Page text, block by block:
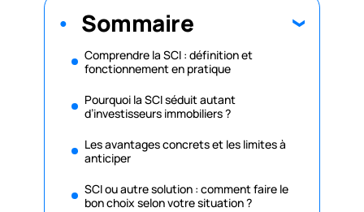
Sommaire
Comprendre la SCI : définition et
fonctionnement en pratique
Pourquoi la SCI séduit autant
d’investisseurs immobiliers ?
Les avantages concrets et les limites à
anticiper
SCI ou autre solution : comment faire le
bon choix selon votre situation ?